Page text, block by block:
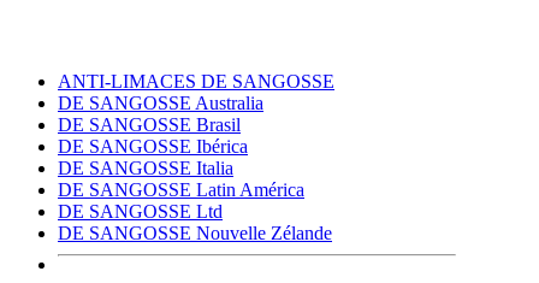
ANTI-LIMACES DE SANGOSSE
DE SANGOSSE Australia
DE SANGOSSE Brasil
DE SANGOSSE Ibérica
DE SANGOSSE Italia
DE SANGOSSE Latin América
DE SANGOSSE Ltd
DE SANGOSSE Nouvelle Zélande